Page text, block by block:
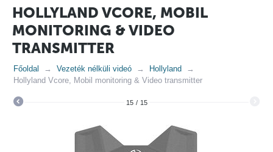
HOLLYLAND VCORE, MOBIL
MONITORING & VIDEO
TRANSMITTER
Főoldal Vezeték nélküli videó
Hollyland
Hollyland Vcore, Mobil monitoring & Video transmitter
15 / 15